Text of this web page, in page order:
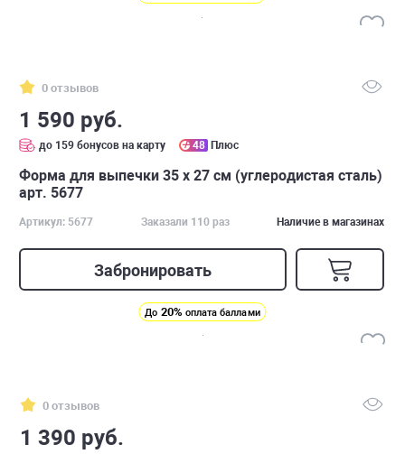
0 отзывов
1 590 руб.
до 159 бонусов на карту 48 Плюс
Форма для выпечки 35 х 27 см (углеродистая сталь)
арт. 5677
Артикул: 5677 Заказали 110 раз Наличие в магазинах
Забронировать
До 20% оплата баллами
0 отзывов
1 390 руб.